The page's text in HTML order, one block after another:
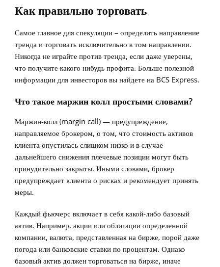
Как правильно торговать
Самое главное для спекуляции – определить направление
тренда и торговать исключительно в том направлении.
Никогда не играйте против тренда, если даже уверены,
что получите какого нибудь профита. Больше полезной
информации для инвесторов вы найдете на BCS Express.
Что такое маржин колл простыми словами?
Маржин-колл (margin call) — предупреждение,
направляемое брокером, о том, что стоимость активов
клиента опустилась слишком низко и в случае
дальнейшего снижения плечевые позиции могут быть
принудительно закрыты. Иными словами, брокер
предупреждает клиента о рисках и рекомендует принять
меры.
Каждый фьючерс включает в себя какой-либо базовый
актив. Например, акции или облигации определенной
компании, валюта, представленная на бирже, порой даже
погода или банковские ставки по процентам. Однако
базовый актив должен торговаться на бирже, иначе